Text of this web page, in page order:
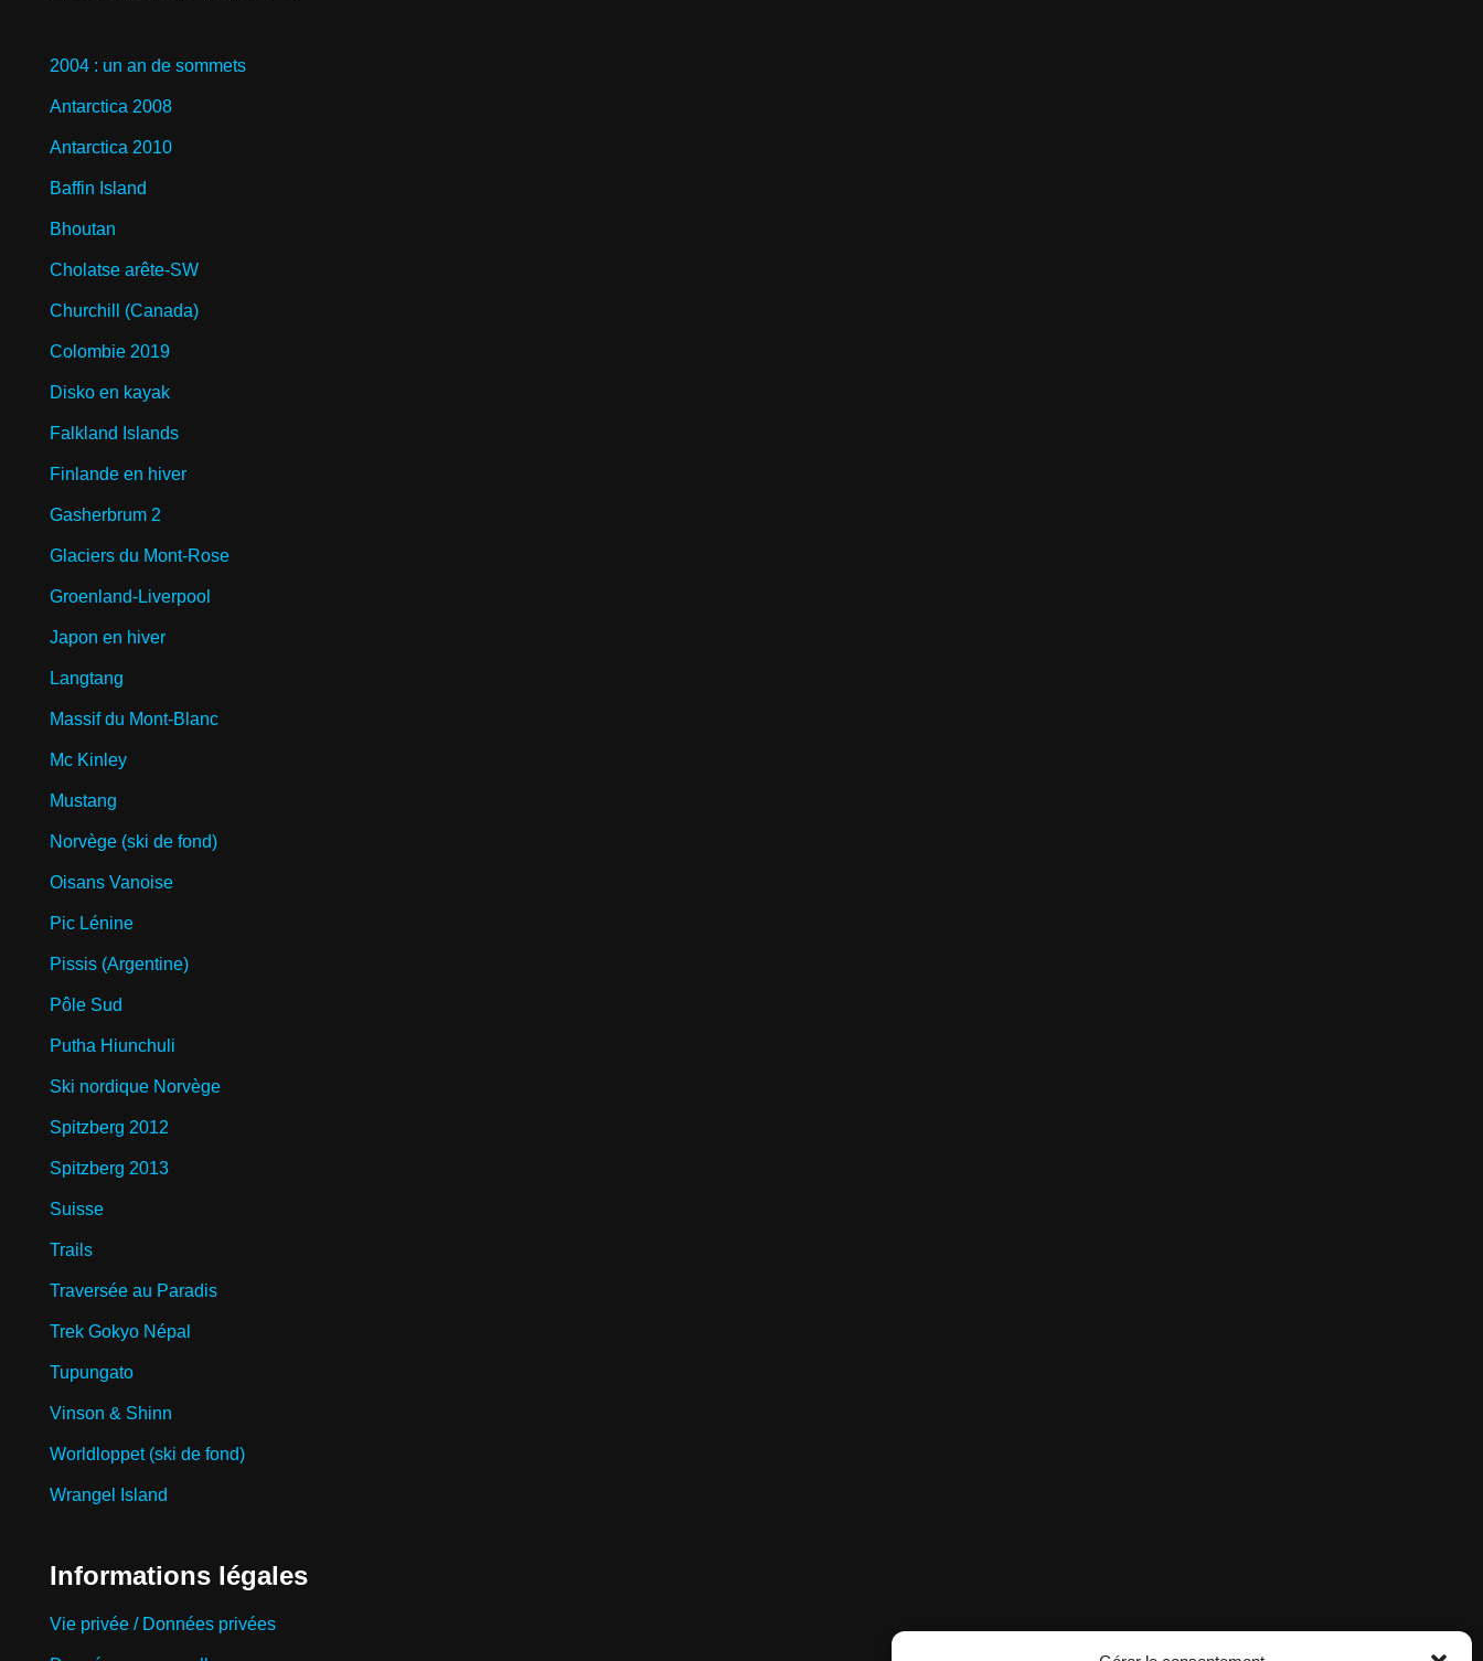
2004 : un an de sommets
Antarctica 2008
Antarctica 2010
Baffin Island
Bhoutan
Cholatse arête-SW
Churchill (Canada)
Colombie 2019
Disko en kayak
Falkland Islands
Finlande en hiver
Gasherbrum 2
Glaciers du Mont-Rose
Groenland-Liverpool
Japon en hiver
Langtang
Massif du Mont-Blanc
Mc Kinley
Mustang
Norvège (ski de fond)
Oisans Vanoise
Pic Lénine
Pissis (Argentine)
Pôle Sud
Putha Hiunchuli
Ski nordique Norvège
Spitzberg 2012
Spitzberg 2013
Suisse
Trails
Traversée au Paradis
Trek Gokyo Népal
Tupungato
Vinson & Shinn
Worldloppet (ski de fond)
Wrangel Island
Informations légales
Vie privée / Données privées